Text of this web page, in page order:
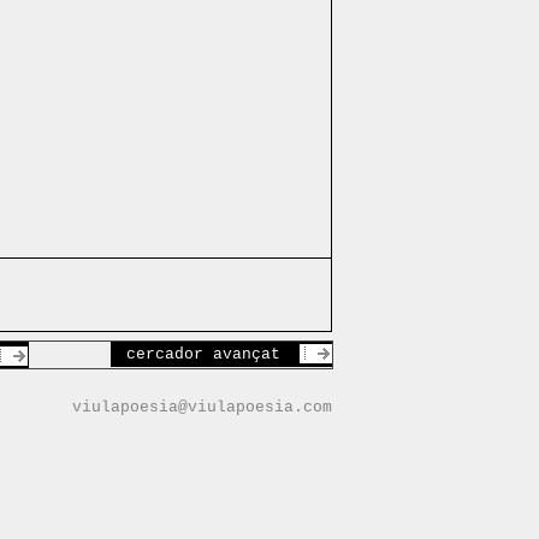
cercador avançat
viulapoesia@viulapoesia.com